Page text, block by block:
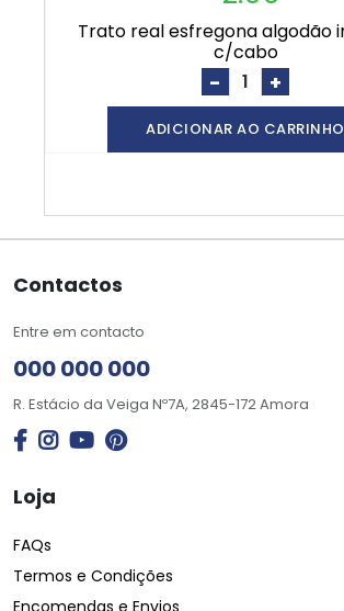
trato real esfregona algodão industrial
c/cabo
- +
ADICIONAR AO CARRINHO
Contactos
Entre em contacto
000 000 000
R. Estácio da Veiga Nº7A, 2845-172 Amora
Loja
FAQs
Termos e Condições
Encomendas e Envios